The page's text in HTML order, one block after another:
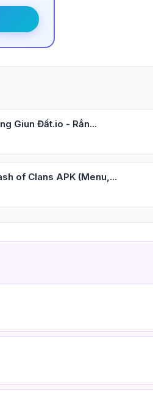
Giun Đất.io - Rắn...
of Clans APK (Menu,...